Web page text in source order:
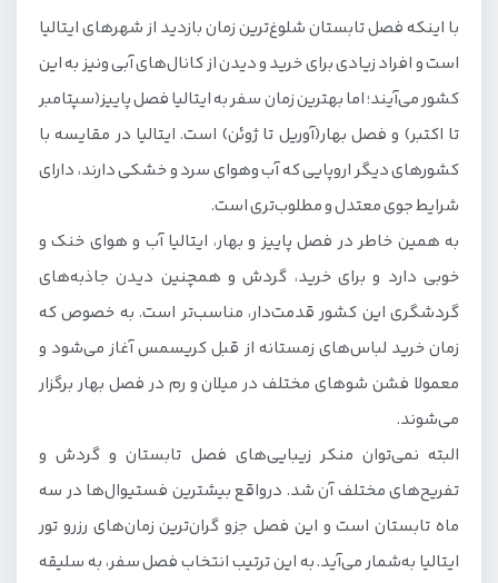
با اینکه فصل تابستان شلوغ‌ترین زمان بازدید از شهرهای ایتالیا
است و افراد زیادی برای خرید و دیدن از کانال‌های آبی ونیز به این
کشور می‌آیند؛ اما بهترین زمان سفر به ایتالیا فصل پاییز(سپتامبر
تا اکتبر) و فصل بهار(آوریل تا ژوئن) است. ایتالیا در مقایسه با
کشورهای دیگر اروپایی که آب وهوای سرد و خشکی دارند، دارای
شرایط جوی معتدل و مطلوب‌تری است.
به همین خاطر در فصل پاییز و بهار، ایتالیا آب و هوای خنک و
خوبی دارد و برای خرید، گردش و همچنین دیدن جاذبه‌های
گردشگری این کشور قدمت‌دار، مناسب‌تر است. به خصوص که
زمان خرید لباس‌های زمستانه از قبل کریسمس آغاز می‌شود و
معمولا فشن شوهای مختلف در میلان و رم در فصل بهار برگزار
می‌شوند.
البته نمی‌توان منکر زیبایی‌های فصل تابستان و گردش و
تفریح‌های مختلف آن شد. درواقع بیشترین فستیوال‌ها در سه
ماه تابستان است و این فصل جزو گران‌ترین زمان‌های رزرو تور
ایتالیا به‌شمار می‌آید. به این ترتیب انتخاب فصل سفر، به سلیقه